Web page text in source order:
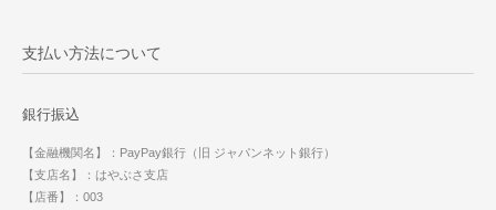
支払い方法について
銀行振込
【金融機関名】：PayPay銀行（旧 ジャパンネット銀行）
【支店名】：はやぶさ支店
【店番】：003